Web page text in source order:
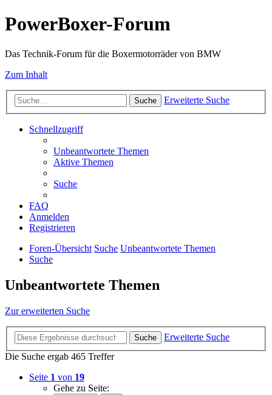
PowerBoxer-Forum
Das Technik-Forum für die Boxermotorräder von BMW
Zum Inhalt
Suche Erweiterte Suche
Schnellzugriff
Unbeantwortete Themen
Aktive Themen
Suche
FAQ
Anmelden
Registrieren
Foren-Übersicht Suche Unbeantwortete Themen
Suche
Unbeantwortete Themen
Zur erweiterten Suche
Suche
Erweiterte Suche
Die Suche ergab 465 Treffer
Seite 1 von 19
Gehe zu Seite: